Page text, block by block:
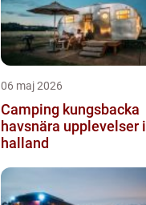
06 maj 2026
Camping kungsbacka
havsnära upplevelser i
halland